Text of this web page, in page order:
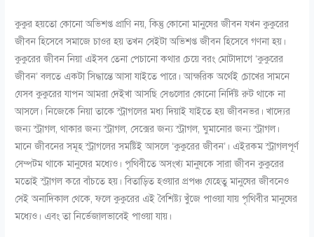
কুকুর হয়তো কোনো অভিশপ্ত প্রাণি নয়, কিন্তু কোনো মানুষের জীবন যখন কুকুরের
জীবন হিসেবে সমাজে চাওর হয় তখন সেইটা অভিশপ্ত জীবন হিসেবে গণনা হয়।
কুকুরের জীবন নিয়া এইসব তেনা পেচানো কথার চেয়ে বরং মোটাদাগে ‘কুকুরের
জীবন’ বলতে একটা সিদ্ধান্তে আসা যাইতে পারে। আক্ষরিক অর্থেই চোখের সামনে
যেসব কুকুরের যাপন আমরা দেইখা আসছি সেগুলোর কোনো নির্দিষ্ট রুট থাকে না
আসলে। নিজেকে নিয়া তাকে স্ট্রাগলের মধ্য দিয়াই যাইতে হয় জীবনভর। খাদ্যের
জন্য স্ট্রাগল, থাকার জন্য স্ট্রাগল, সেক্সের জন্য স্ট্রাগল, ঘুমানোর জন্য স্ট্রাগল।
মানে জীবনের সমূহ স্ট্রাগলের সমষ্টিই আসলে ‘কুকুরের জীবন’। এইরকম স্ট্রাগলপূর্ণ
সেম্পটম থাকে মানুষের মধ্যেও। পৃথিবীতে অসংখ্য মানুষকে সারা জীবন কুকুরের
মতোই স্ট্রাগল করে বাঁচতে হয়। বিতাড়িত হওয়ার প্রপঞ্চ যেহেতু মানুষের জীবনেও
সেই অনাদিকাল থেকে, ফলে কুকুরের এই বৈশিষ্ট্য খুঁজে পাওয়া যায় পৃথিবীর মানুষের
মধ্যেও। এবং তা নির্ভেজালভাবেই পাওয়া যায়।